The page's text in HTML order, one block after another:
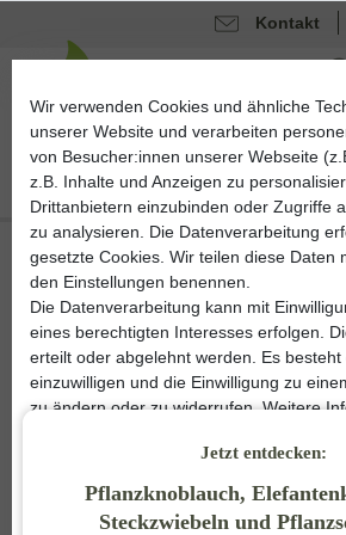
Kontakt
-50%
Wir verwenden Cookies und ähnliche
unserer Website und verarbeiten
von Besucher:innen unserer Webseite
z.B. Inhalte und Anzeigen zu
Drittanbietern einzubinden oder Zugriffe
zu analysieren. Die Datenverarbeitung
gesetzte Cookies. Wir teilen diese Daten
den Einstellungen benennen.
Die Datenverarbeitung kann mit
eines berechtigten Interesses erfolgen.
erteilt oder abgelehnt werden. Es
einzuwilligen und die Einwilligung zu
zu ändern oder zu widerrufen. Weitere
erklären wir in unserer
Essenziell
Jetzt entdecken:
Pflanzknoblauch,
Steckzwiebeln und